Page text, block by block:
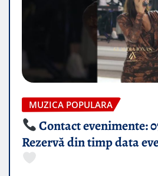
MUZICA POPULARA
Contact evenimente:
Rezervă din timp data